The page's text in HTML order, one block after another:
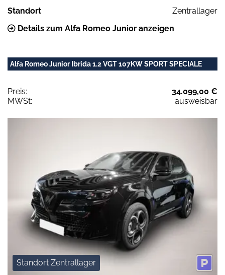
Standort
Zentrallager
Details zum Alfa Romeo Junior anzeigen
Alfa Romeo Junior Ibrida 1.2 VGT 107KW SPORT SPECIALE
Preis:
34.099,00 €
MWSt:
ausweisbar
Standort Zentrallager